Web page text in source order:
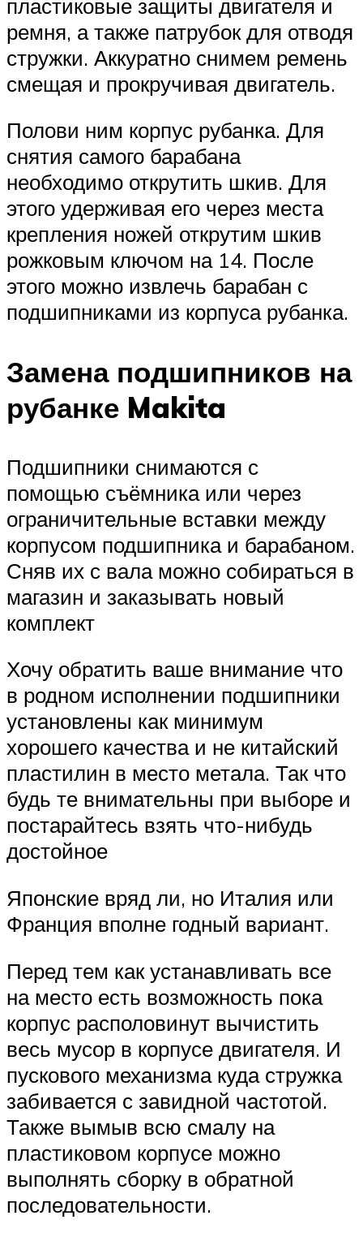
пластиковые защиты двигателя и
ремня, а также патрубок для отводя
стружки. Аккуратно снимем ремень
смещая и прокручивая двигатель.
Полови ним корпус рубанка. Для
снятия самого барабана
необходимо открутить шкив. Для
этого удерживая его через места
крепления ножей открутим шкив
рожковым ключом на 14. После
этого можно извлечь барабан с
подшипниками из корпуса рубанка.
Замена подшипников на
рубанке Makita
Подшипники снимаются с
помощью съёмника или через
ограничительные вставки между
корпусом подшипника и барабаном.
Сняв их с вала можно собираться в
магазин и заказывать новый
комплект
Хочу обратить ваше внимание что
в родном исполнении подшипники
установлены как минимум
хорошего качества и не китайский
пластилин в место метала. Так что
будь те внимательны при выборе и
постарайтесь взять что-нибудь
достойное
Японские вряд ли, но Италия или
Франция вполне годный вариант.
Перед тем как устанавливать все
на место есть возможность пока
корпус располовинут вычистить
весь мусор в корпусе двигателя. И
пускового механизма куда стружка
забивается с завидной частотой.
Также вымыв всю смалу на
пластиковом корпусе можно
выполнять сборку в обратной
последовательности.